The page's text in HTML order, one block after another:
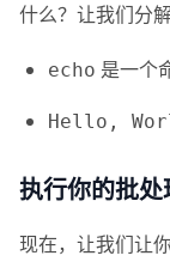
什么？让我们分解
echo 是一个
Hello,
执行你的批
现在，让我们让